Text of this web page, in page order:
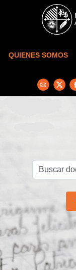
Skip to main content
QUIENES SOMOS